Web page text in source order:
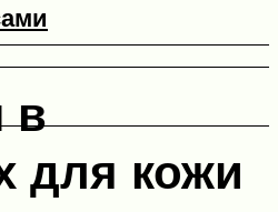
в
для кожи